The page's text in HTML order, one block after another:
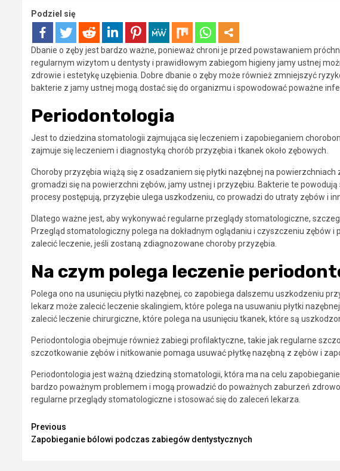
Podziel się
Dbanie o zęby jest bardzo ważne, ponieważ chroni je przed powstawaniem
regularnym wizytom u dentysty i prawidłowym zabiegom higieny jamy ustnej
zdrowie i estetykę uzębienia. Dobre dbanie o zęby może również zmniejszyć
bakterie z jamy ustnej mogą dostać się do organizmu i spowodować poważne
Periodontologia
Jest to dziedzina stomatologii zajmująca się leczeniem i zapobieganiem
zajmuje się leczeniem i diagnostyką chorób przyzębia i tkanek około zębowych.
Choroby przyzębia wiążą się z osadzaniem się płytki nazębnej na
gromadzi się na powierzchni zębów, jamy ustnej i przyzębiu. Bakterie te powodują
procesy postępują, przyzębie ulega uszkodzeniu, co prowadzi do utraty zębów i
Dlatego ważne jest, aby wykonywać regularne przeglądy stomatologiczne,
Przegląd stomatologiczny polega na dokładnym oglądaniu i czyszczeniu zębów i
zalecić leczenie, jeśli zostaną zdiagnozowane choroby przyzębia.
Na czym polega leczenie
Polega ono na usunięciu płytki nazębnej, co zapobiega dalszemu uszkodzeniu
lekarz może zalecić leczenie skalingiem, które polega na usuwaniu płytki
zalecić leczenie chirurgiczne, które polega na usunięciu tkanek, które są
Periodontologia obejmuje również zabiegi profilaktyczne, takie jak regularne
szczotkowanie zębów i nitkowanie pomaga usuwać płytkę nazębną z zębów i
Periodontologia jest ważną dziedziną stomatologii, która ma na celu
bardzo poważnym problemem i mogą prowadzić do poważnych zaburzeń
regularne przeglądy stomatologiczne i stosować się do zaleceń lekarza.
Continue
Reading
Previous
Zapobieganie bólowi podczas zabiegów dentystycznych